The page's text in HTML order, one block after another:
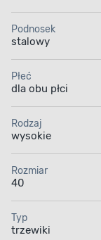
Podnosek
stalowy
Płeć
dla obu płci
Rodzaj
wysokie
Rozmiar
40
Typ
trzewiki